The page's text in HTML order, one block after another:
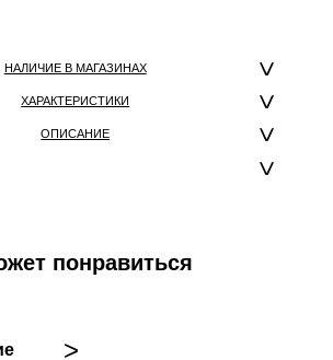
НАЛИЧИЕ В МАГАЗИНАХ
ХАРАКТЕРИСТИКИ
ОПИСАНИЕ
понравиться